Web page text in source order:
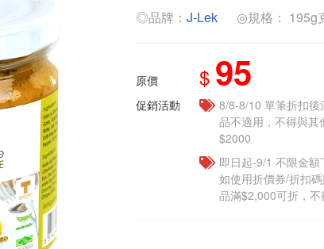
◎品牌： J-Lek ◎規格： 195g
原價 $ 95
促銷活動
8/8-8/10 單筆折扣
品不適用，不得與
$2000
即日起-9/1 不限金
如使用折價券/折扣
品滿$2,000可折，